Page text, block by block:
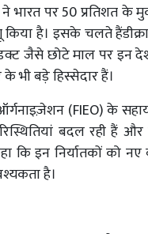
ने भारत पर 50 प्रतिशत
है। इसके चलते
जैसे छोटे माल पर इन
भी बड़े हिस्सेदार हैं।
(FIEO) के
बदल रही
कि इन निर्यातकों को
है।